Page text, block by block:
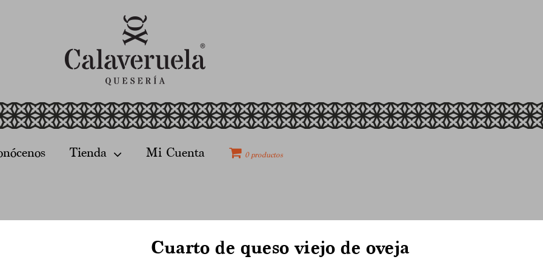
Tienda Mi Cuenta 0 productos
Cuarto de queso viejo de oveja